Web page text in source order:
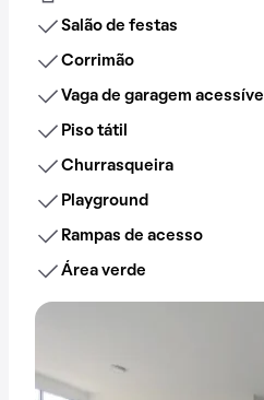
Salão de festas
Corrimão
Vaga de garagem acessível
Piso tátil
Churrasqueira
Playground
Rampas de acesso
Área verde